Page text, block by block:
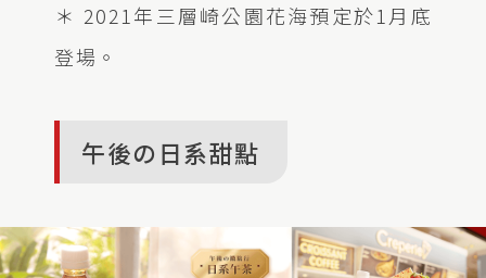
＊ 2021年三層崎公園花海預定於1月底
登場。
午後の日系甜點